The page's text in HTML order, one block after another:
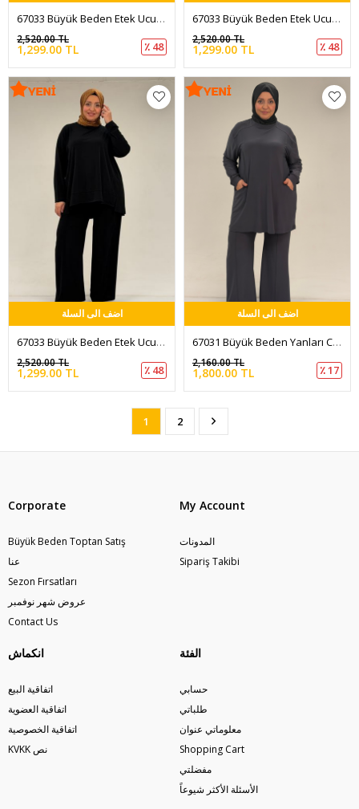
67033 Büyük Beden Etek Ucu Parçalı Sandy Pantolonlu Takım - Bordo
1,299.00 TL
2,520.00 TL
٪ 48
67033 Büyük Beden Etek Ucu Parçalı Sandy Pantolonlu Takım - Lacivert
1,299.00 TL
2,520.00 TL
٪ 48
اضف الى السلة
67033 Büyük Beden Etek Ucu Parçalı Sandy Pantolonlu Takım - Siyah
1,299.00 TL
2,520.00 TL
٪ 48
اضف الى السلة
67031 Büyük Beden Yanları Cep Detaylı Pantolonlu Sandy Takım - Antrasit
1,800.00 TL
2,160.00 TL
٪ 17
1 2
Corporate
Büyük Beden Toptan Satış
عنا
Sezon Fırsatları
عروض شهر نوفمبر
Contact Us
My Account
المدونات
Sipariş Takibi
انكماش
اتفاقية البيع
اتفاقية العضوية
اتفاقية الخصوصية
KVKK نص
الفئة
حسابي
طلباتي
معلوماتي عنوان
Shopping Cart
مفضلتي
الأسئلة الأكثر شيوعاً